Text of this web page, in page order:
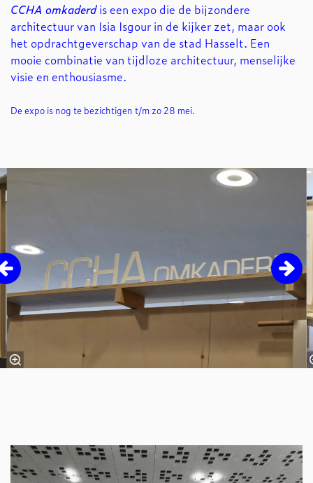
CCHA omkaderdis een expo die de bijzondere
architectuur van Isia Isgour in de kijker zet, maar ook
het opdrachtgeverschap van de stad Hasselt. Een
mooie combinatie van tijdloze architectuur, menselijke
visie en enthousiasme.
De expo is nog te bezichtigen t/m zo 28 mei.
Overslaan